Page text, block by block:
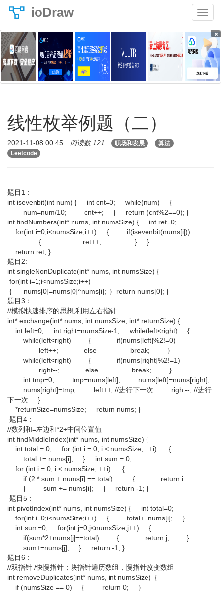
ioDraw
×
线性枚举例题（二）
2021-11-08 00:45 阅读数 121 职场和发展
算法
Leetcode
题目1：
int isevenbit(int num) { int cnt=0; while(num) {
num=num/10; cnt++; } return (cnt%2==0); }
int findNumbers(int* nums, int numsSize) { int ret=0;
for(int i=0;i<numsSize;i++) { if(isevenbit(nums[i]))
{ ret++; } }
return ret; }
题目2:
int singleNonDuplicate(int* nums, int numsSize) {
for(int i=1;i<numsSize;i++)
{ nums[0]=nums[0]^nums[i]; } return nums[0]; }
题目3：
//模拟快速排序的思想,利用左右指针
int* exchange(int* nums, int numsSize, int* returnSize) {
int left=0; int right=numsSize-1; while(left<right) {
while(left<right) { if(nums[left]%2!=0)
left++; else break; }
while(left<right) { if(nums[right]%2!=1)
right--; else break; }
int tmp=0; tmp=nums[left]; nums[left]=nums[right];
nums[right]=tmp; left++; //进行下一次 right--; //进行
下一次 }
*returnSize=numsSize; return nums; }
题目4：
//数列和=左边和*2+中间位置值
int findMiddleIndex(int* nums, int numsSize) {
int total = 0; for (int i = 0; i < numsSize; ++i) {
total += nums[i]; } int sum = 0;
for (int i = 0; i < numsSize; ++i) {
if (2 * sum + nums[i] == total) { return i;
} sum += nums[i]; } return -1; }
题目5：
int pivotIndex(int* nums, int numsSize) { int total=0;
for(int i=0;i<numsSize;i++) { total+=nums[i]; }
int sum=0; for(int j=0;j<numsSize;j++) {
if(sum*2+nums[j]==total) { return j; }
sum+=nums[j]; } return -1; }
题目6：
//双指针 /快慢指针；块指针遍历数组，慢指针改变数组
int removeDuplicates(int* nums, int numsSize) {
if (numsSize == 0) { return 0; }